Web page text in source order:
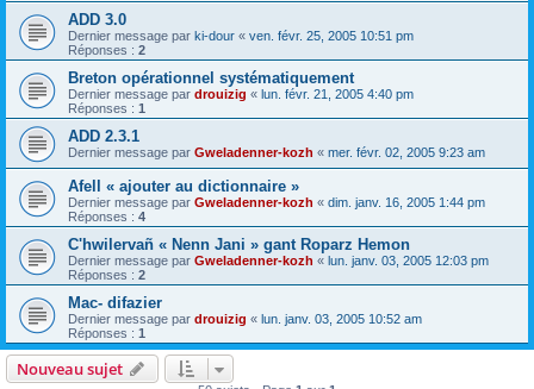
ADD 3.0
Dernier message par ki-dour « ven. févr. 25, 2005 10:51 pm
Réponses : 2
Breton opérationnel systématiquement
Dernier message par drouizig « lun. févr. 21, 2005 4:40 pm
Réponses : 1
ADD 2.3.1
Dernier message par Gweladenner-kozh « mer. févr. 02, 2005 9:23 am
Afell « ajouter au dictionnaire »
Dernier message par Gweladenner-kozh « dim. janv. 16, 2005 1:44 pm
Réponses : 4
C'hwilervañ « Nenn Jani » gant Roparz Hemon
Dernier message par Gweladenner-kozh « lun. janv. 03, 2005 12:03 pm
Réponses : 2
Mac- difazier
Dernier message par drouizig « lun. janv. 03, 2005 10:52 am
Réponses : 1
Nouveau sujet